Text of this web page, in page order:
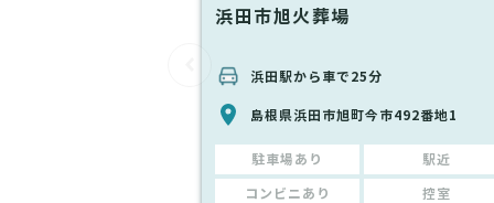
浜田市旭火葬場
浜田駅から車で25分
島根県浜田市旭町今市492番地1
駐車場あり 駅近
コンビニあり 控室